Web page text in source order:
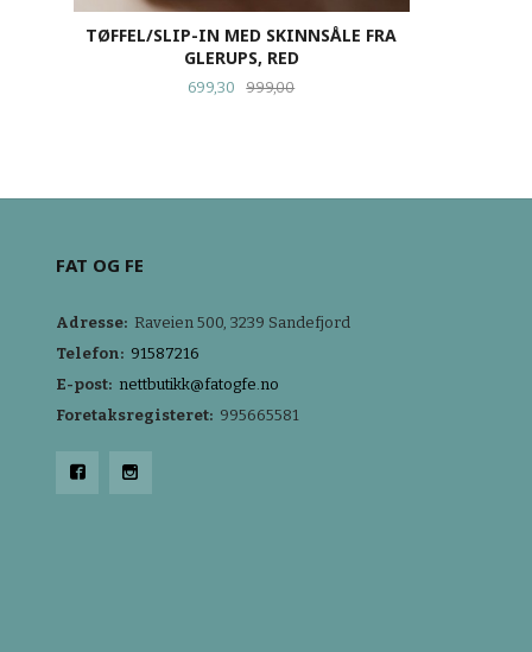
TØFFEL/SLIP-IN MED SKINNSÅLE FRA
GLERUPS, RED
Tilbud
699,30 999,00Rabatt
FAT OG FE
Adresse: Raveien 500, 3239 Sandefjord
Telefon: 91587216
E-post: nettbutikk@fatogfe.no
Foretaksregisteret: 995665581